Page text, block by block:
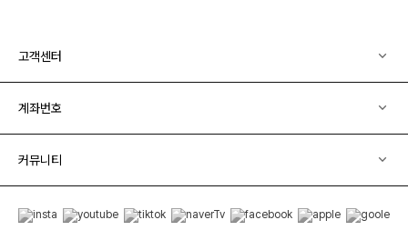
고객센터
계좌번호
커뮤니티